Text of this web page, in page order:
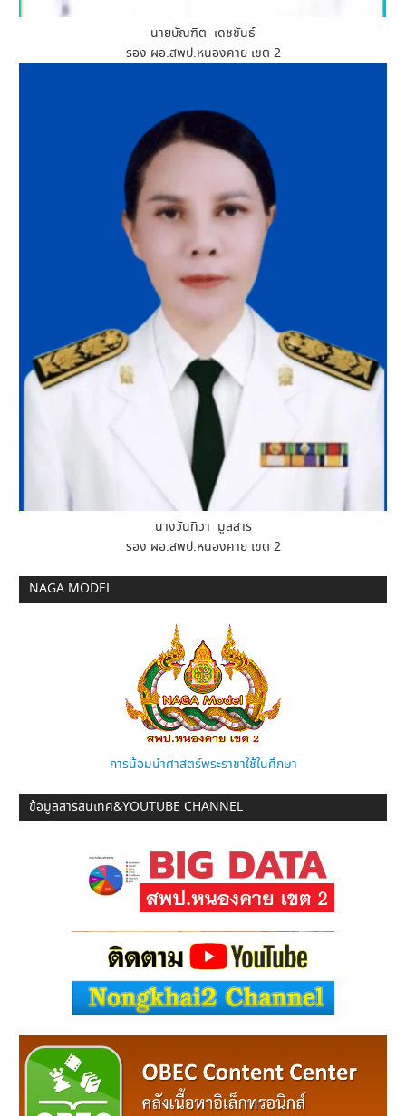
นายบัณฑิต เดชขันธ์
รอง ผอ.สพป.หนองคาย เขต 2
นางวันทิวา มูลสาร
รอง ผอ.สพป.หนองคาย เขต 2
NAGA MODEL
การน้อมนำศาสตร์พระราชาใช้ในศึกษา
ข้อมูลสารสนเทศ&YOUTUBE CHANNEL